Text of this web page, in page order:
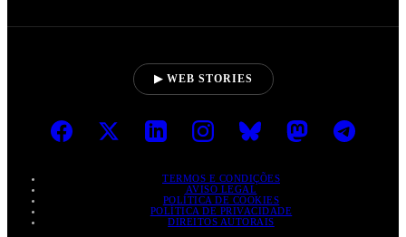
▶ WEB STORIES
TERMOS E CONDIÇÕES
AVISO LEGAL
POLÍTICA DE COOKIES
POLÍTICA DE PRIVACIDADE
DIREITOS AUTORAIS